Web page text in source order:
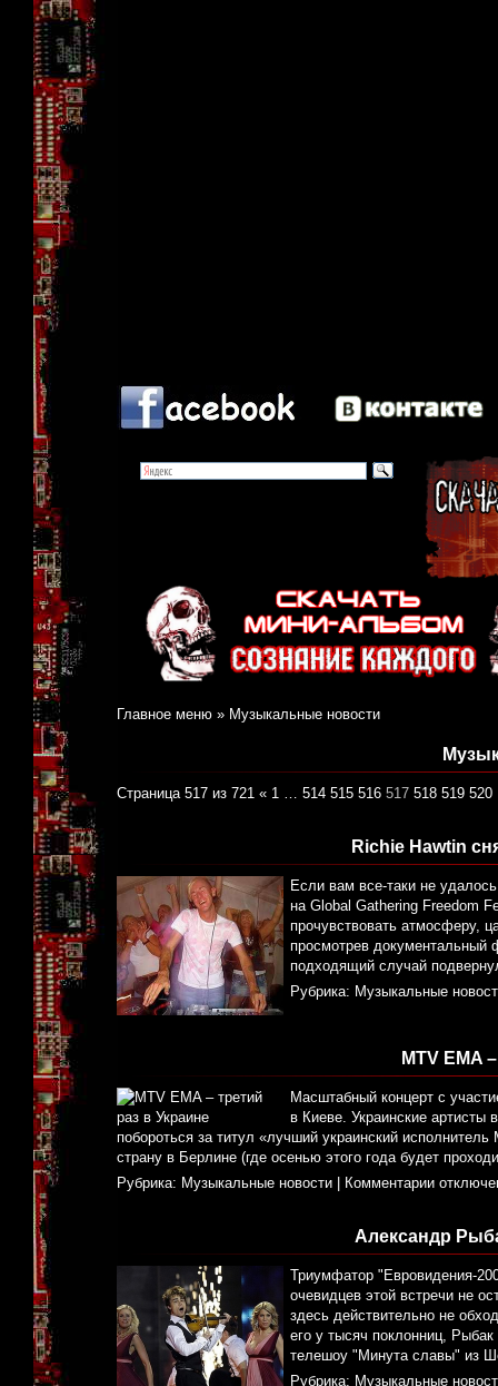
Главное меню » Музыкальные новости
Страница 517 из 721 « 1 … 514 515 516 517 518 519 520
Richie Hawtin
Если вам все-таки не
на Global Gathering Freedom
прочувствовать атмосферу,
просмотрев документальный
подходящий случай
Рубрика: Музыкальные
MTV EMA
Масштабный концерт с
в Киеве. Украинские артисты
побороться за титул «лучший украинский
страну в Берлине (где осенью этого года будет
Рубрика: Музыкальные новости Комментарии
Александр
Триумфатор "Евровидения-
очевидцев этой встречи не
здесь действительно не
его у тысяч поклонниц,
телешоу "Минута славы" из
Рубрика: Музыкальные